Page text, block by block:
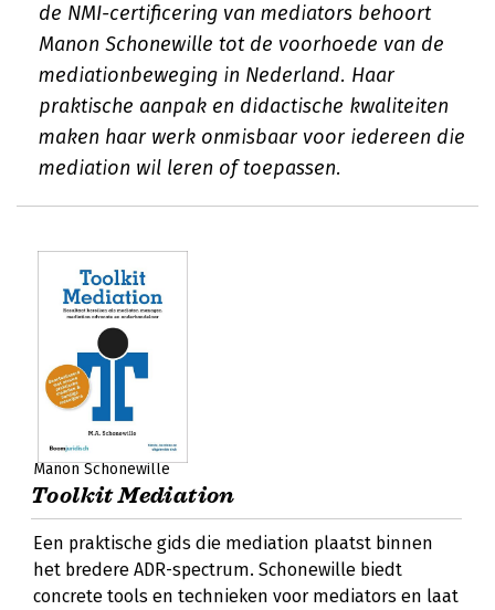
de NMI-certificering van mediators behoort
Manon Schonewille tot de voorhoede van de
mediationbeweging in Nederland. Haar
praktische aanpak en didactische kwaliteiten
maken haar werk onmisbaar voor iedereen die
mediation wil leren of toepassen.
Manon Schonewille
Toolkit Mediation
Een praktische gids die mediation plaatst binnen
het bredere ADR-spectrum. Schonewille biedt
concrete tools en technieken voor mediators en laat